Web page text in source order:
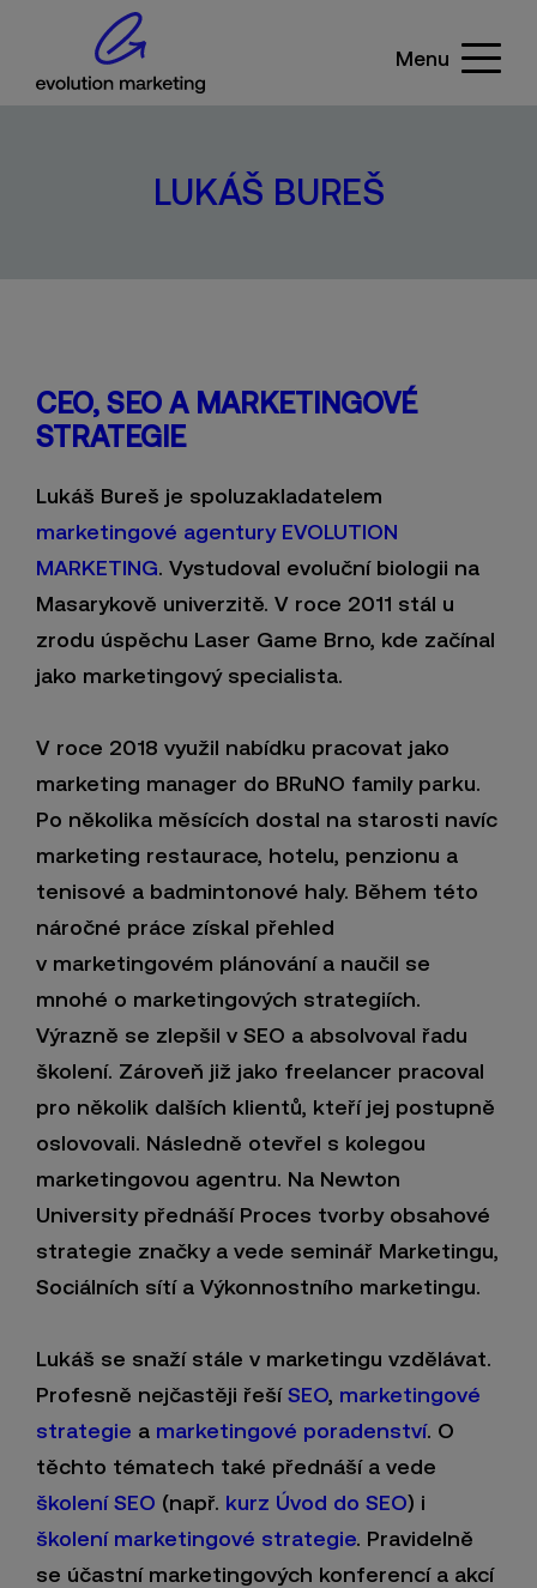
Menu
LUKÁŠ BUREŠ
CEO, SEO A MARKETINGOVÉ
STRATEGIE
Lukáš Bureš je spoluzakladatelem
marketingové agentury EVOLUTION
MARKETING. Vystudoval evoluční biologii na
Masarykově univerzitě. V roce 2011 stál u
zrodu úspěchu Laser Game Brno, kde začínal
jako marketingový specialista.
V roce 2018 využil nabídku pracovat jako
marketing manager do BRuNO family parku.
Po několika měsících dostal na starosti navíc
marketing restaurace, hotelu, penzionu a
tenisové a badmintonové haly. Během této
náročné práce získal přehled
v marketingovém plánování a naučil se
mnohé o marketingových strategiích.
Výrazně se zlepšil v SEO a absolvoval řadu
školení. Zároveň již jako freelancer pracoval
pro několik dalších klientů, kteří jej postupně
oslovovali. Následně otevřel s kolegou
marketingovou agentru. Na Newton
University přednáší Proces tvorby obsahové
strategie značky a vede seminář Marketingu,
Sociálních sítí a Výkonnostního marketingu.
Lukáš se snaží stále v marketingu vzdělávat.
Profesně nejčastěji řešíSEO, marketingové
strategie a marketingové poradenství. O
těchto tématech také přednáší a vede
školení SEO (např. kurz Úvod do SEO) i
školení marketingové strategie. Pravidelně
se účastní marketingových konferencí a akcí